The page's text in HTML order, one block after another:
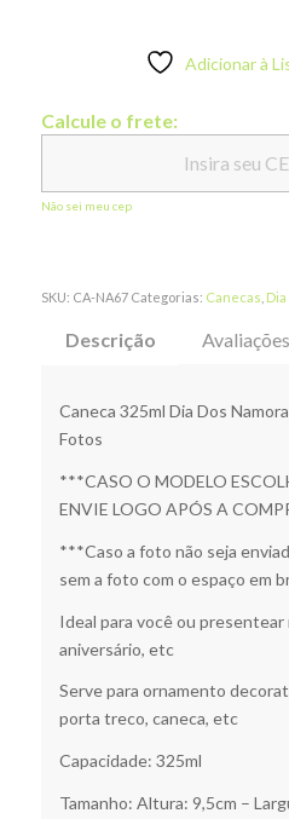
Adicionar à
Calcule o frete:
Não sei meu cep
SKU: CA-NA67 Categorias: Canecas
Descrição
Caneca 325ml Dia Dos
Fotos
***CASO O MODELO
ENVIE LOGO APÓS A
***Caso a foto não seja
sem a foto com o espaço em
Ideal para você ou presentear
aniversário, etc
Serve para ornamento
porta treco, caneca, etc
Capacidade: 325ml
Tamanho: Altura: 9,5cm –